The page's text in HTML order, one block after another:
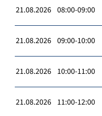
21.08.2026 08:00-09:00
21.08.2026 09:00-10:00
21.08.2026 10:00-11:00
21.08.2026 11:00-12:00